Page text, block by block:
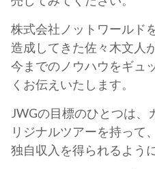
株式会社ノットワールド
造成してきた佐々木文人が
今までのノウハウをギュ
くお伝えいたします。
JWGの目標のひとつは、
リジナルツアーを持って、
独自収入を得られるよう